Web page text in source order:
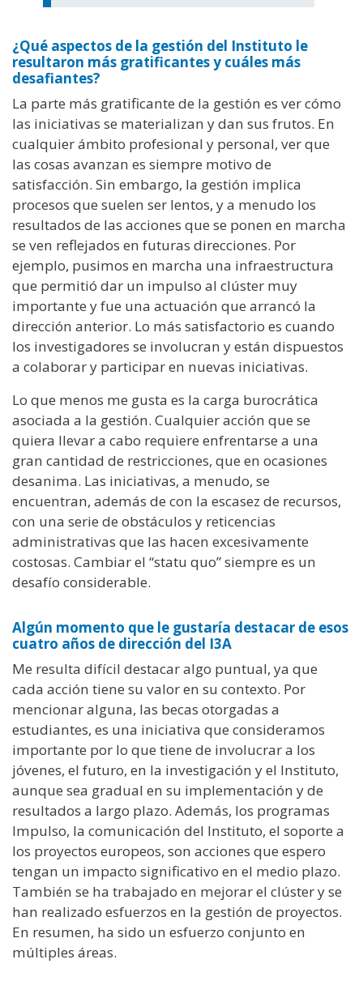
¿Qué aspectos de la gestión del Instituto le
resultaron más gratificantes y cuáles más
desafiantes?
La parte más gratificante de la gestión es ver cómo
las iniciativas se materializan y dan sus frutos. En
cualquier ámbito profesional y personal, ver que
las cosas avanzan es siempre motivo de
satisfacción. Sin embargo, la gestión implica
procesos que suelen ser lentos, y a menudo los
resultados de las acciones que se ponen en marcha
se ven reflejados en futuras direcciones. Por
ejemplo, pusimos en marcha una infraestructura
que permitió dar un impulso al clúster muy
importante y fue una actuación que arrancó la
dirección anterior. Lo más satisfactorio es cuando
los investigadores se involucran y están dispuestos
a colaborar y participar en nuevas iniciativas.
Lo que menos me gusta es la carga burocrática
asociada a la gestión. Cualquier acción que se
quiera llevar a cabo requiere enfrentarse a una
gran cantidad de restricciones, que en ocasiones
desanima. Las iniciativas, a menudo, se
encuentran, además de con la escasez de recursos,
con una serie de obstáculos y reticencias
administrativas que las hacen excesivamente
costosas. Cambiar el “statu quo” siempre es un
desafío considerable.
Algún momento que le gustaría destacar de esos
cuatro años de dirección del I3A
Me resulta difícil destacar algo puntual, ya que
cada acción tiene su valor en su contexto. Por
mencionar alguna, las becas otorgadas a
estudiantes, es una iniciativa que consideramos
importante por lo que tiene de involucrar a los
jóvenes, el futuro, en la investigación y el Instituto,
aunque sea gradual en su implementación y de
resultados a largo plazo. Además, los programas
Impulso, la comunicación del Instituto, el soporte a
los proyectos europeos, son acciones que espero
tengan un impacto significativo en el medio plazo.
También se ha trabajado en mejorar el clúster y se
han realizado esfuerzos en la gestión de proyectos.
En resumen, ha sido un esfuerzo conjunto en
múltiples áreas.